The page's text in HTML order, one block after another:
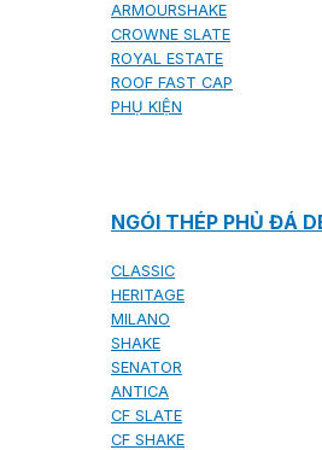
ARMOURSHAKE
CROWNE SLATE
ROYAL ESTATE
ROOF FAST CAP
PHỤ KIỆN
NGÓI THÉP PHỦ ĐÁ
CLASSIC
HERITAGE
MILANO
SHAKE
SENATOR
ANTICA
CF SLATE
CF SHAKE